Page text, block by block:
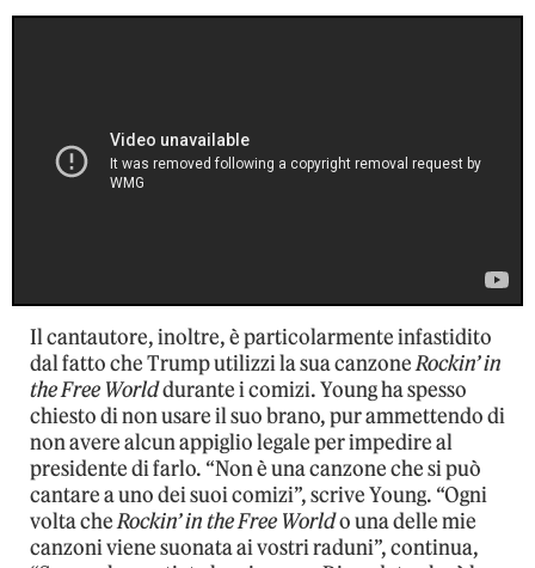
Il cantautore, inoltre, è particolarmente infastidito
dal fatto che Trump utilizzi la sua canzoneRockin’ in
the Free Worlddurante i comizi. Young ha spesso
chiesto di non usare il suo brano, pur ammettendo di
non avere alcun appiglio legale per impedire al
presidente di farlo. “Non è una canzone che si può
cantare a uno dei suoi comizi”, scrive Young. “Ogni
volta cheRockin’ in the Free Worldo una delle mie
canzoni viene suonata ai vostri raduni”, continua,